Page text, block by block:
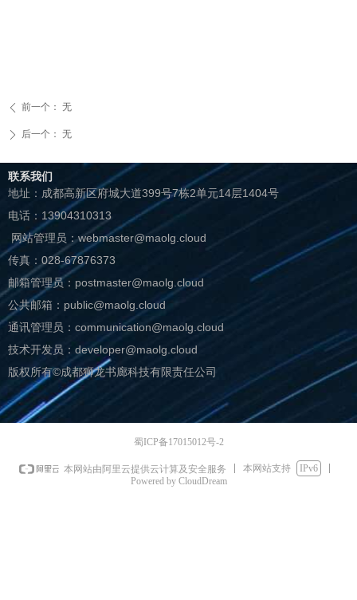
ꄴ 前一个： 无
ꄲ 后一个： 无
联系我们
地址：成都高新区府城大道399号7栋2单元14层1404号
电话：13904310313
网站管理员：webmaster@maolg.cloud
传真：028-67876373
邮箱管理员：postmaster@maolg.cloud
公共邮箱：public@maolg.cloud
通讯管理员：communication@maolg.cloud
技术开发员：developer@maolg.cloud
版权所有©成都狮龙书廊科技有限责任公司
蜀ICP备17015012号-2
本网站由阿里云提供云计算及安全服务 本网站支持
IPv6
Powered by CloudDream